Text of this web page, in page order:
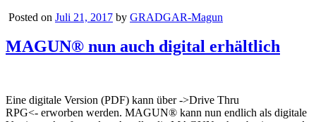
Posted on Juli 21, 2017 by GRADGAR-Magun
MAGUN® nun auch digital erhältlich
Eine digitale Version (PDF) kann über ->Drive Thru
RPG<- erworben werden. MAGUN® kann nun endlich als digitale